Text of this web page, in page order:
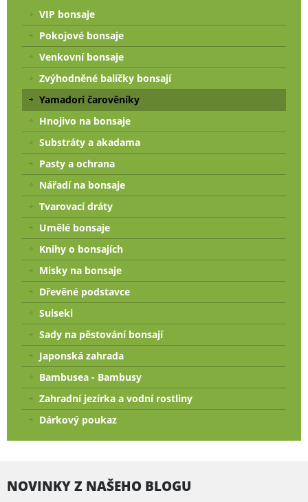
VIP bonsaje
Pokojové bonsaje
Venkovní bonsaje
Zvýhodněné balíčky bonsají
Yamadori čarověníky
Hnojivo na bonsaje
Substráty a akadama
Pasty a ochrana
Nářadí na bonsaje
Tvarovací dráty
Umělé bonsaje
Knihy o bonsajích
Misky na bonsaje
Dřevěné podstavce
Suiseki
Sady na pěstování bonsají
Japonská zahrada
Bambusea - Bambusy
Zahradní jezírka a vodní rostliny
Dárkový poukaz
NOVINKY Z NAŠEHO BLOGU